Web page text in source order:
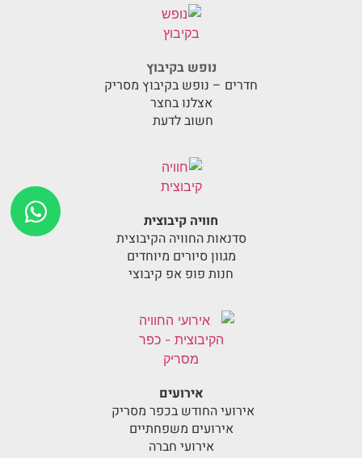
נופש בקיבוץ
חדרים – נופש בקיבוץ מסריק
אצלנו בחצר
חשוב לדעת
חוויה קיבוצית
סדנאות החוויה הקיבוצית
מגוון סיורים מיוחדים
חנות פופ אפ קיבוצי
אירועים
אירועי החודש בכפר מסריק
אירועים משפחתיים
אירועי חברה